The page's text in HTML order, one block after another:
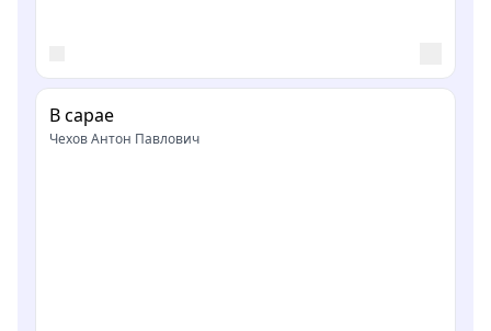
В сарае
Чехов Антон Павлович